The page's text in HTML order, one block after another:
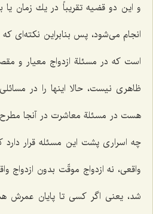
و این دو قضیه تقریباً در یك زمان
انجام می‌شود، پس بنابراین نكته‌ای كه
است كه در مسئلة ازدواج معیار و
ظاهری نیست، حالا اینها را در
هست در مسئلة معاشرت در آنجا مطرح
چه اسراری پشت این مسئله قرار دارد
واقعی، نه ازدواج موقّت بدون ازدواج
شد، یعنی اگر كسی تا پایان عمرش